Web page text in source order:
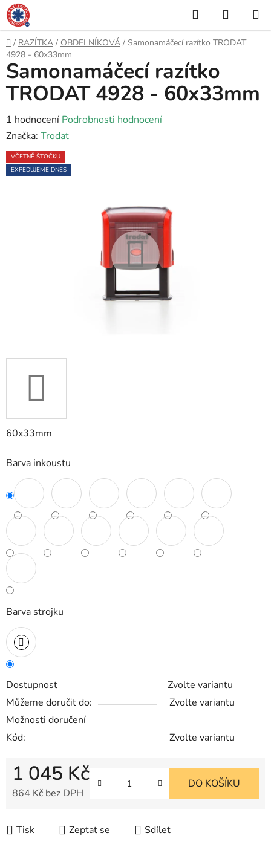
Přejít
na
obsah
Hledat
KOŠÍK
Domů
/ RAZÍTKA / OBDELNÍKOVÁ / Samonamáčecí razítko TRODAT
4928 - 60x33mm
60x33mm
Barva inkoustu
Barva strojku
Dostupnost
Zvolte variantu
Můžeme doručit do:
Zvolte variantu
Možnosti doručení
Kód:
Zvolte variantu
1 045 Kč
864 Kč bez DPH
DO KOŠÍKU
Tisk Zeptat se Sdílet
Samonamáčecí razítko
TRODAT 4928 - 60x33mm
Průměrné
hodnocení
produktu
je
1 hodnocení Podrobnosti hodnocení
Značka: Trodat
VČETNĚ ŠTOČKU
EXPEDUJEME DNES